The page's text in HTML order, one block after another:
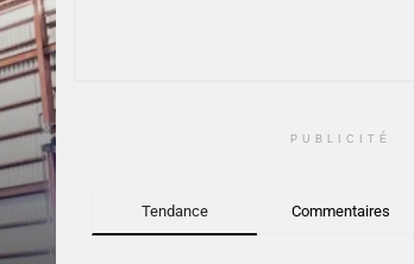
PUBLICITÉ
Tendance Commentaires